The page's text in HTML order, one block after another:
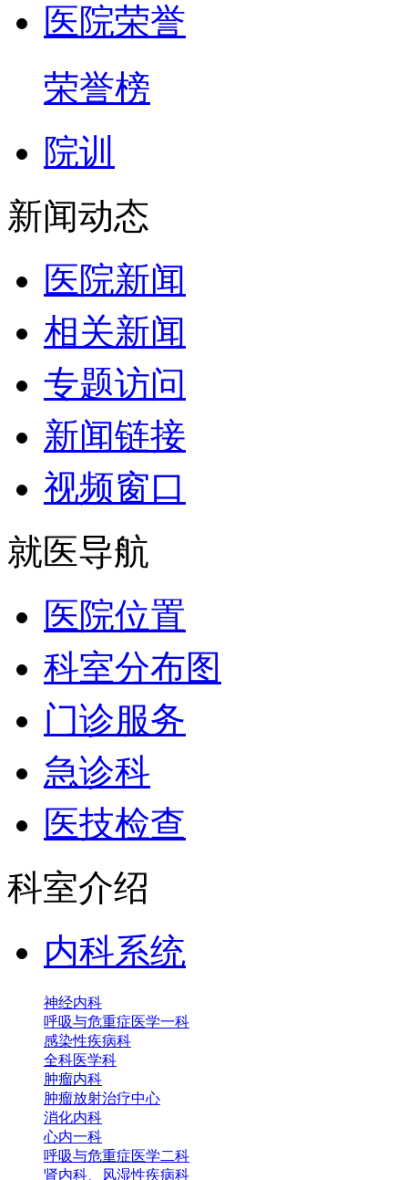
医院荣誉
荣誉榜
院训
新闻动态
医院新闻
相关新闻
专题访问
新闻链接
视频窗口
就医导航
医院位置
科室分布图
门诊服务
急诊科
医技检查
科室介绍
内科系统
神经内科
呼吸与危重症医学一科
感染性疾病科
全科医学科
肿瘤内科
肿瘤放射治疗中心
消化内科
心内一科
呼吸与危重症医学二科
肾内科、风湿性疾病科